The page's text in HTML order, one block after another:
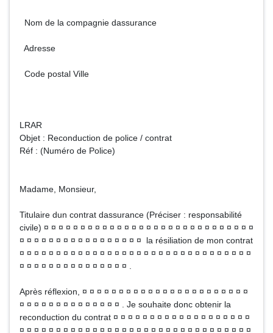
Nom de la compagnie dassurance
Adresse
Code postal Ville
LRAR
Objet : Reconduction de police / contrat
Réf : (Numéro de Police)
Madame, Monsieur,
Titulaire dun contrat dassurance (Préciser : responsabilité
civile) ¤ ¤ ¤ ¤ ¤ ¤ ¤ ¤ ¤ ¤ ¤ ¤ ¤ ¤ ¤ ¤ ¤ ¤ ¤ ¤ ¤ ¤ ¤ ¤ ¤ ¤ ¤ ¤ ¤
¤ ¤ ¤ ¤ ¤ ¤ ¤ ¤ ¤ ¤ ¤ ¤ ¤ ¤ ¤ ¤ ¤ la résiliation de mon contrat
¤ ¤ ¤ ¤ ¤ ¤ ¤ ¤ ¤ ¤ ¤ ¤ ¤ ¤ ¤ ¤ ¤ ¤ ¤ ¤ ¤ ¤ ¤ ¤ ¤ ¤ ¤ ¤ ¤ ¤ ¤ ¤
¤ ¤ ¤ ¤ ¤ ¤ ¤ ¤ ¤ ¤ ¤ ¤ ¤ ¤ ¤ .
Après réflexion, ¤ ¤ ¤ ¤ ¤ ¤ ¤ ¤ ¤ ¤ ¤ ¤ ¤ ¤ ¤ ¤ ¤ ¤ ¤ ¤ ¤ ¤ ¤
¤ ¤ ¤ ¤ ¤ ¤ ¤ ¤ ¤ ¤ ¤ ¤ ¤ ¤ . Je souhaite donc obtenir la
reconduction du contrat ¤ ¤ ¤ ¤ ¤ ¤ ¤ ¤ ¤ ¤ ¤ ¤ ¤ ¤ ¤ ¤ ¤ ¤ ¤
¤ ¤ ¤ ¤ ¤ ¤ ¤ ¤ ¤ ¤ ¤ ¤ ¤ ¤ ¤ ¤ ¤ ¤ ¤ ¤ ¤ ¤ ¤ ¤ ¤ ¤ ¤ ¤ ¤ ¤ ¤ ¤